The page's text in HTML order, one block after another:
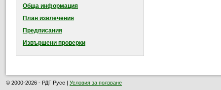
Обща информация
План извлечения
Предписания
Извършени проверки
© 2000-2026 - РДГ Русе | Условия за ползване